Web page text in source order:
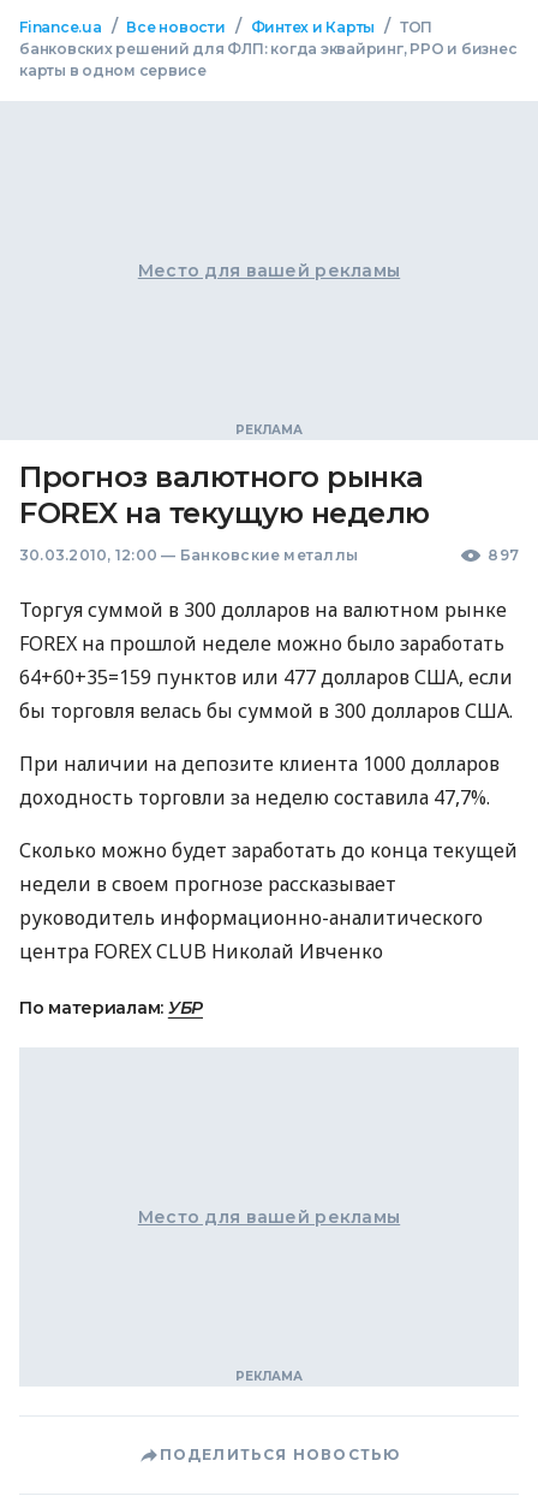
Finance.ua / Все новости / Финтех и Карты / ТОП
банковских решений для ФЛП: когда эквайринг, РРО и бизнес
карты в одном сервисе
Место для вашей рекламы
Прогноз валютного рынка
FOREX на текущую неделю
30.03.2010, 12:00 — Банковские металлы 897
Торгуя суммой в 300 долларов на валютном рынке
FOREX на прошлой неделе можно было заработать
64+60+35=159 пунктов или 477 долларов США, если
бы торговля велась бы суммой в 300 долларов США.
При наличии на депозите клиента 1000 долларов
доходность торговли за неделю составила 47,7%.
Сколько можно будет заработать до конца текущей
недели в своем прогнозе рассказывает
руководитель информационно-аналитического
центра FOREX CLUB Николай Ивченко
По материалам: УБР
Место для вашей рекламы
ПОДЕЛИТЬСЯ НОВОСТЬЮ